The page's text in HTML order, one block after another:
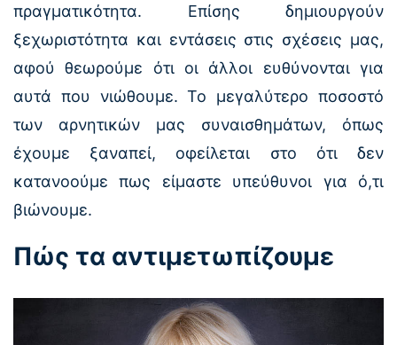
πραγματικότητα. Επίσης δημιουργούν
ξεχωριστότητα και εντάσεις στις σχέσεις μας,
αφού θεωρούμε ότι οι άλλοι ευθύνονται για
αυτά που νιώθουμε. Το μεγαλύτερο ποσοστό
των αρνητικών μας συναισθημάτων, όπως
έχουμε ξαναπεί, οφείλεται στο ότι δεν
κατανοούμε πως είμαστε υπεύθυνοι για ό,τι
βιώνουμε.
Πώς τα αντιμετωπίζουμε